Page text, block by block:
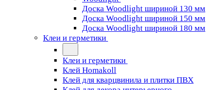
Доска Woodlight шириной 130 мм
Доска Woodlight шириной 150 мм
Доска Woodlight шириной 180 мм
Клеи и герметики
Клеи и герметики
Клей Homakoll
Клей для кварцвинила и плитки ПВХ